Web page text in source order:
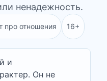
ненадежность.
про отношения 16+
и
Он не